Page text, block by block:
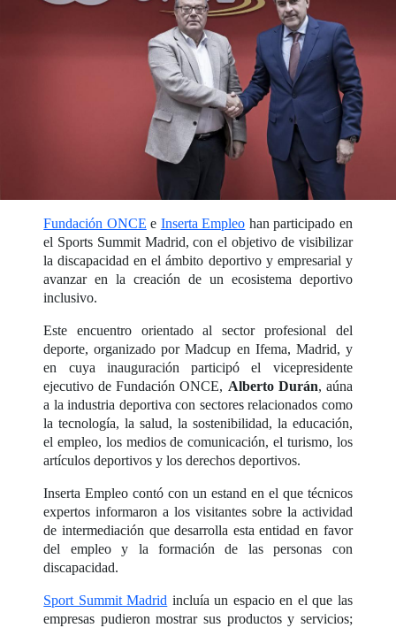
Fundación ONCE e Inserta Empleo han participado en
el Sports Summit Madrid, con el objetivo de visibilizar
la discapacidad en el ámbito deportivo y empresarial y
avanzar en la creación de un ecosistema deportivo
inclusivo.
Este encuentro orientado al sector profesional del
deporte, organizado por Madcup en Ifema, Madrid, y
en cuya inauguración participó el vicepresidente
ejecutivo de Fundación ONCE, Alberto Durán, aúna
a la industria deportiva con sectores relacionados como
la tecnología, la salud, la sostenibilidad, la educación,
el empleo, los medios de comunicación, el turismo, los
artículos deportivos y los derechos deportivos.
Inserta Empleo contó con un estand en el que técnicos
expertos informaron a los visitantes sobre la actividad
de intermediación que desarrolla esta entidad en favor
del empleo y la formación de las personas con
discapacidad.
Sport Summit Madrid incluía un espacio en el que las
empresas pudieron mostrar sus productos y servicios;